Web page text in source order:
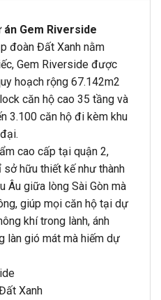
Gem Riverside
đoàn Đất Xanh nằm
Gem Riverside được
hoạch rộng 67.142m2
căn hộ cao 35 tầng và
3.100 căn hộ đi kèm khu
cao cấp tại quận 2,
hữu thiết kế như thành
Âu giữa lòng Sài Gòn mà
giúp mọi căn hộ tại dự
khí trong lành, ánh
làn gió mát mà hiếm dự
Xanh